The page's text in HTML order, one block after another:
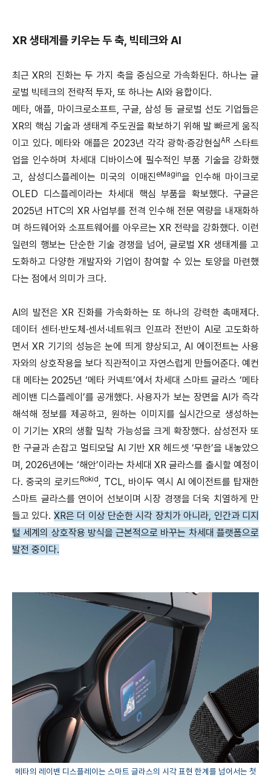
XR 생태계를 키우는 두 축, 빅테크와 AI
최근 XR의 진화는 두 가지 축을 중심으로 가속화된다. 하나는 글
로벌 빅테크의 전략적 투자, 또 하나는 AI와 융합이다.
메타, 애플, 마이크로소프트, 구글, 삼성 등 글로벌 선도 기업들은
XR의 핵심 기술과 생태계 주도권을 확보하기 위해 발 빠르게 움직
이고 있다. 메타와 애플은 2023년 각각 광학·증강현실AR 스타트
업을 인수하며 차세대 디바이스에 필수적인 부품 기술을 강화했
고, 삼성디스플레이는 미국의 이매진 eMagin을 인수해 마이크로
OLED 디스플레이라는 차세대 핵심 부품을 확보했다. 구글은
2025년 HTC의 XR 사업부를 전격 인수해 전문 역량을 내재화하
며 하드웨어와 소프트웨어를 아우르는 XR 전략을 강화했다. 이런
일련의 행보는 단순한 기술 경쟁을 넘어, 글로벌 XR 생태계를 고
도화하고 다양한 개발자와 기업이 참여할 수 있는 토양을 마련했
다는 점에서 의미가 크다.
AI의 발전은 XR 진화를 가속화하는 또 하나의 강력한 촉매제다.
데이터 센터·반도체·센서·네트워크 인프라 전반이 AI로 고도화하
면서 XR 기기의 성능은 눈에 띄게 향상되고, AI 에이전트는 사용
자와의 상호작용을 보다 직관적이고 자연스럽게 만들어준다. 예컨
대 메타는 2025년 ‘메타 커넥트’에서 차세대 스마트 글라스 ‘메타
레이밴 디스플레이’를 공개했다. 사용자가 보는 장면을 AI가 즉각
해석해 정보를 제공하고, 원하는 이미지를 실시간으로 생성하는
이 기기는 XR의 생활 밀착 가능성을 크게 확장했다. 삼성전자 또
한 구글과 손잡고 멀티모달 AI 기반 XR 헤드셋 ‘무한’을 내놓았으
며, 2026년에는 ‘해안’이라는 차세대 XR 글라스를 출시할 예정이
다. 중국의 로키드Rokid
, TCL, 바이두 역시 AI 에이전트를 탑재한
스마트 글라스를 연이어 선보이며 시장 경쟁을 더욱 치열하게 만
들고 있다. XR은 더 이상 단순한 시각 장치가 아니라, 인간과 디지
털 세계의 상호작용 방식을 근본적으로 바꾸는 차세대 플랫폼으로
발전 중이다.
메타의 레이밴 디스플레이는 스마트 글라스의 시각 표현 한계를 넘어서는 첫